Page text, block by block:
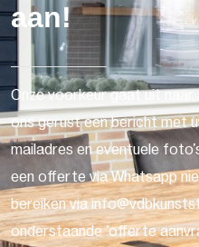
aan!
Onze voorkeur gaat uit
ons gerust een bericht met
mailadres en eventuele
een offerte via Whatsapp
bereiken via
onderstaande 'offerte